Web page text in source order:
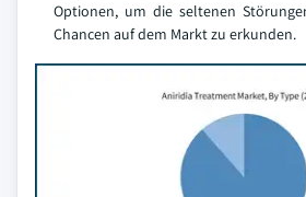
Optionen, um die seltenen
Chancen auf dem Markt zu erkunden.